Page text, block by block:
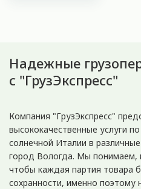
Надежные
с "ГрузЭкспресс"
Компания "ГрузЭкспресс"
высококачественные услуги
солнечной Италии в
город Вологда. Мы понимаем,
чтобы каждая партия товара
сохранности, именно поэтому